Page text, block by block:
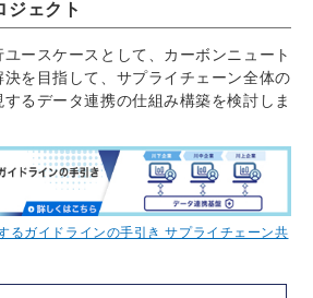
ジェクト
ースケースとして、カーボンニュート
を目指して、サプライチェーン全体の
るデータ連携の仕組み構築を検討しま
るガイドラインの手引き サプライチェーン共